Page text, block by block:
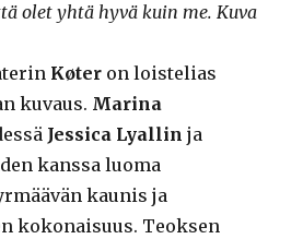
olet yhtä hyvä kuin me. Kuva
Køter on loistelias
kuvaus. Marina
Jessica Lyallin ja
kanssa luoma
kaunis ja
kokonaisuus. Teoksen